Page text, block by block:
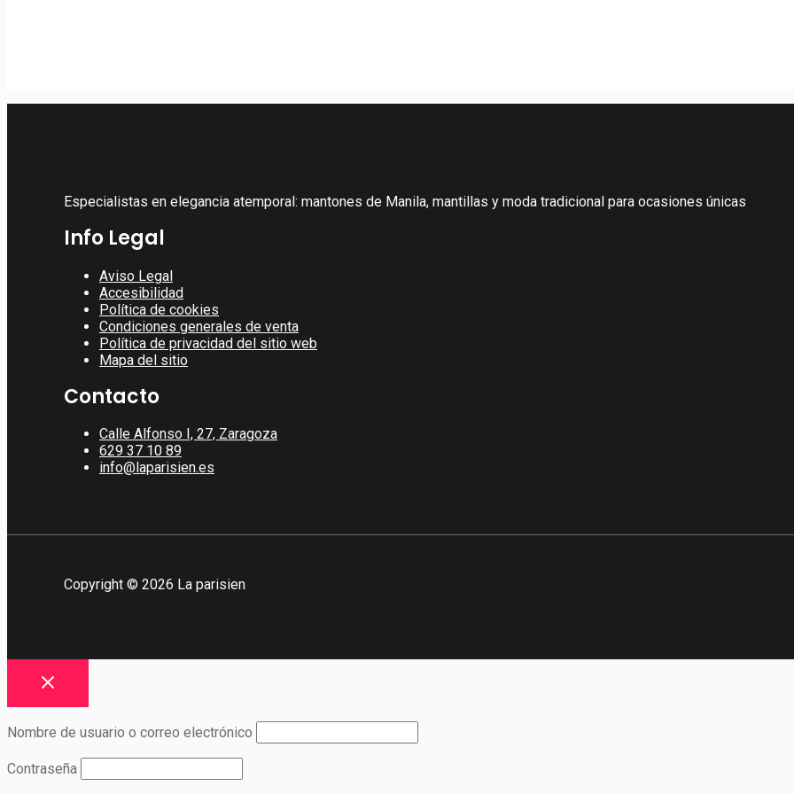
Para Ceremonias
Especialistas en elegancia atemporal: mantones de Manila, mantillas y moda tradicional para ocasiones únicas
Info Legal
Aviso Legal
Accesibilidad
Política de cookies
Condiciones generales de venta
Política de privacidad del sitio web
Mapa del sitio
Contacto
Calle Alfonso I, 27, Zaragoza
629 37 10 89
info@laparisien.es
Copyright © 2026 La parisien
Nombre de usuario o correo electrónico
Contraseña